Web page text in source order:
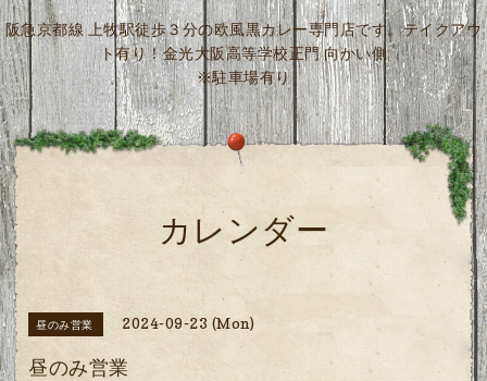
阪急京都線 上牧駅徒歩３分の欧風黒カレー専門店です。テイクアウ
ト有り！金光大阪高等学校正門 向かい側
※駐車場有り
カレンダー
昼のみ営業 2024-09-23 (Mon)
昼のみ営業